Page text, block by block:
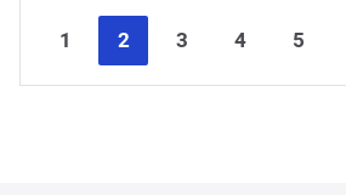
1 2 3 4
5